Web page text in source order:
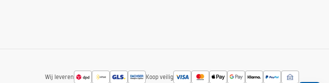
Wij leveren Koop veilig